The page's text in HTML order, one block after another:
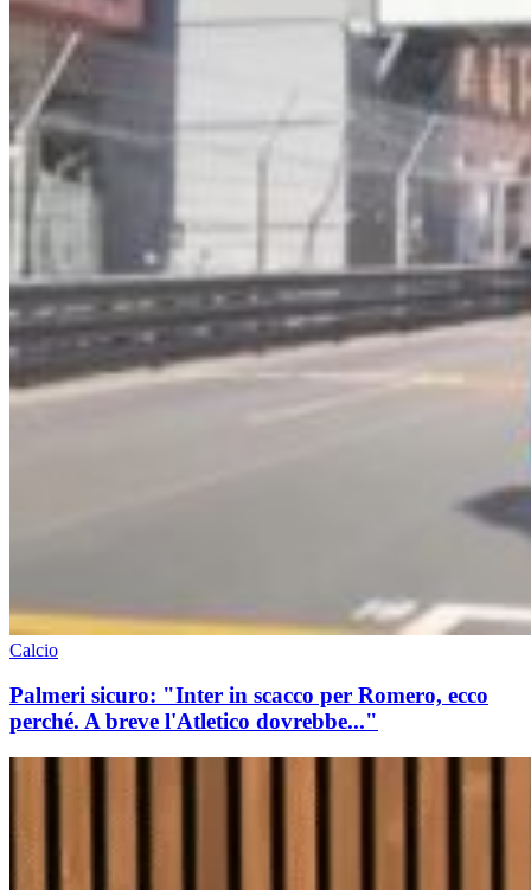
Calcio
Palmeri sicuro: "Inter in scacco per Romero, ecco
perché. A breve l'Atletico dovrebbe..."